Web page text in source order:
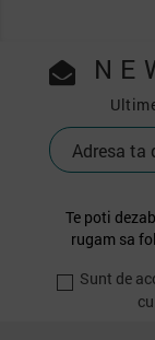
Te poti
rugam sa
Sunt de
cu